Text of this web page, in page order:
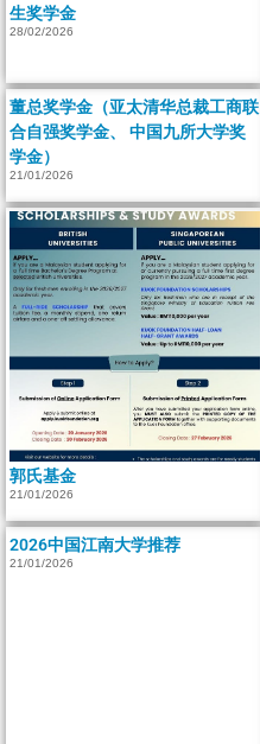
生奖学金
28/02/2026
董总奖学金（亚太清华总裁工商联
合自强奖学金、 中国九所大学奖
学金）
21/01/2026
郭氏基金
21/01/2026
2026中国江南大学推荐
21/01/2026